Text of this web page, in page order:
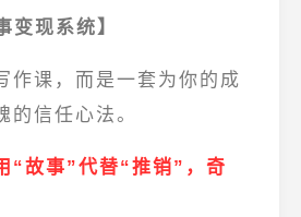
变现系统】
作课，而是一套为你的成
的信任心法。
“故事”代替“推销”，奇